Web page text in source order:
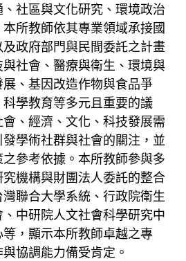
社區與文化研究、環境政治
所教師依其專業領域承接國
政府部門與民間委託之計畫
社會、醫療與衛生、環境與
、基因改造作物與食品爭
學教育等多元且重要的議
、經濟、文化、科技發展需
學術社群與社會的關注，並
參考依據。本所教師參與多
機構與財團法人委託的整合
聯合大學系統、行政院衛生
中研院人文社會科學研究中
，顯示本所教師卓越之專
協調能力備受肯定。